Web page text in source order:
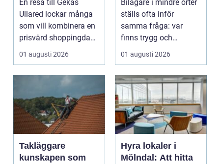
shoppingdag
En resa till Gekås
Ullared lockar många
som vill kombinera en
prisvärd shoppingdag
med en enkel och ...
01 augusti 2026
Bilägare i mindre orter
ställs ofta inför
samma fråga: var
finns trygg och
prisvärd hjälp när bilen
01 augusti 2026
Takläggare
kunskapen som
Hyra lokaler i
Mölndal: Att hitta